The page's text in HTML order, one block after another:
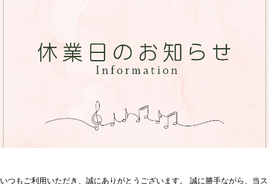
いつもご利用いただき、誠にありがとうございます。 誠に勝手ながら、当ス